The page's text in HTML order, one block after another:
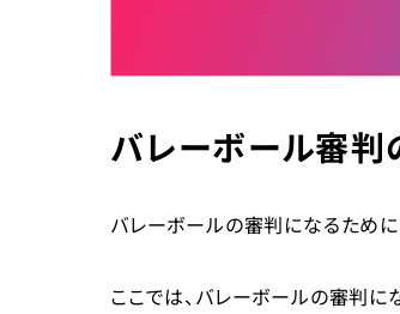
バレーボール審判
バレーボールの審判になるために
ここでは、バレーボールの審判